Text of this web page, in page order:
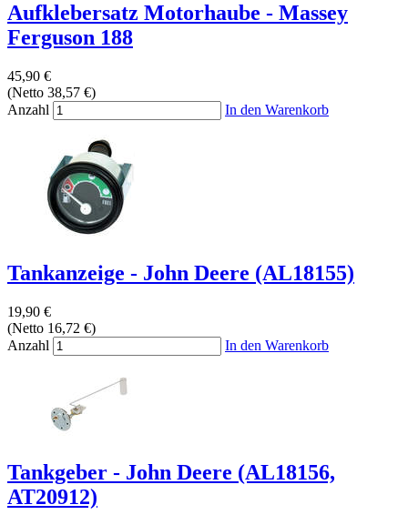
Aufklebersatz Motorhaube - Massey
Ferguson 188
45,90 €
(Netto 38,57 €)
Anzahl
In den Warenkorb
Tankanzeige - John Deere (AL18155)
19,90 €
(Netto 16,72 €)
Anzahl
In den Warenkorb
Tankgeber - John Deere (AL18156,
AT20912)